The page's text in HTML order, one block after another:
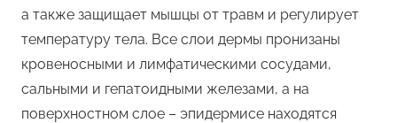
а также защищает мышцы от травм и регулирует
температуру тела. Все слои дермы пронизаны
кровеносными и лимфатическими сосудами,
сальными и гепатоидными железами, а на
поверхностном слое – эпидермисе находятся